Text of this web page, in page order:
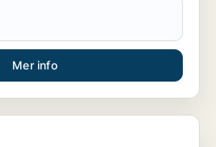
Mer info
i Stockholm Innerstad,